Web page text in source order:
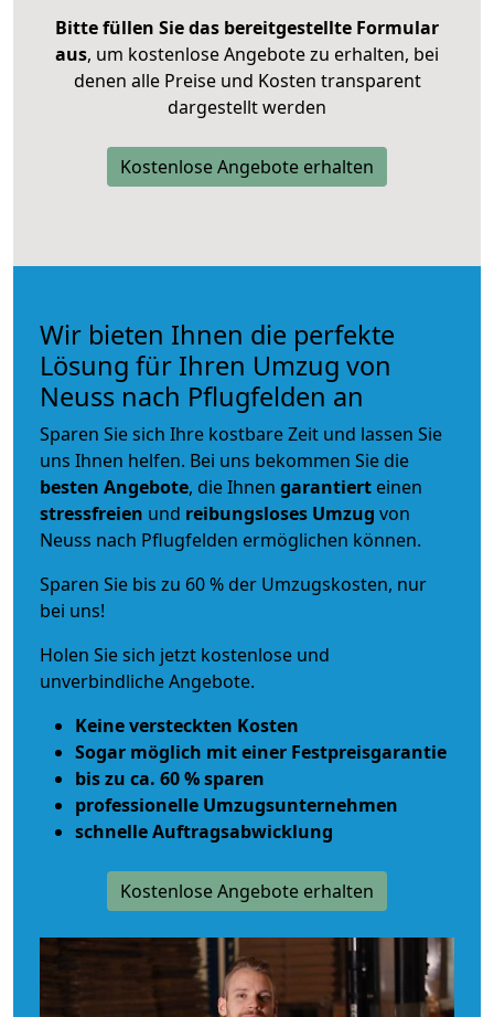
Bitte füllen Sie das bereitgestellte Formular
aus, um kostenlose Angebote zu erhalten, bei
denen alle Preise und Kosten transparent
dargestellt werden
Kostenlose Angebote erhalten
Wir bieten Ihnen die perfekte
Lösung für Ihren Umzug von
Neuss nach Pflugfelden an
Sparen Sie sich Ihre kostbare Zeit und lassen Sie
uns Ihnen helfen. Bei uns bekommen Sie die
besten Angebote, die Ihnen garantiert einen
stressfreien und reibungsloses Umzug von
Neuss nach Pflugfelden ermöglichen können.
Sparen Sie bis zu 60 % der Umzugskosten, nur
bei uns!
Holen Sie sich jetzt kostenlose und
unverbindliche Angebote.
Keine versteckten Kosten
Sogar möglich mit einer Festpreisgarantie
bis zu ca. 60 % sparen
professionelle Umzugsunternehmen
schnelle Auftragsabwicklung
Kostenlose Angebote erhalten